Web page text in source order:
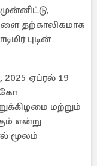
தற்காலிகமாக
புடின்
ஏப்ரல் 19
மற்றும்
என்று
மூலம்